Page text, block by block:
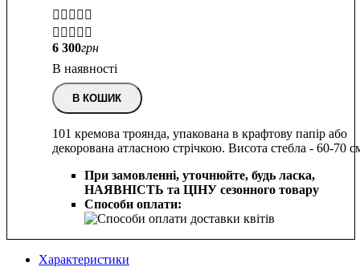


6 300грн
В наявності
В КОШИК
101 кремова троянда, упакована в крафтову папір або
декорована атласною стрічкою. Висота стебла - 60-70
При замовленні, уточнюйте, будь ласка,
НАЯВНІСТЬ та ЦІНУ сезонного товару
Способи оплати:
Характеристики